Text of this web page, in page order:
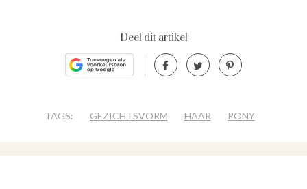
Deel dit artikel
TAGS: GEZICHTSVORM HAAR PONY